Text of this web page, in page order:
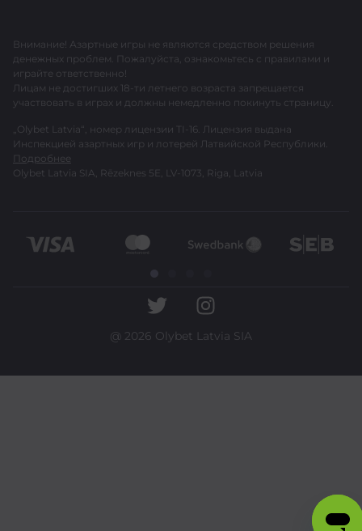
Внимание! Азартные игры не являются средством решения
денежных проблем. Пожалуйста, ознакомьтесь с правилами и
играйте ответственно!
Лицам не достигших 18-ти летнего возраста запрещается
участвовать в играх и должны немедленно покинуть страницу.
„Olybet Latvia“, номер лицензии TI-16. Лицензия выдана
Инспекцией азартных игр и лотерей Латвийской Республики.
Подробнее
Olybet Latvia SIA, Rēzeknes 5E, LV-1073, Riga, Latvia
@ 2026 Olybet Latvia SIA